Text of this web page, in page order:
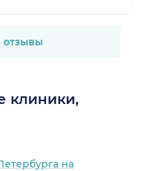
отзывы
клиники,
на